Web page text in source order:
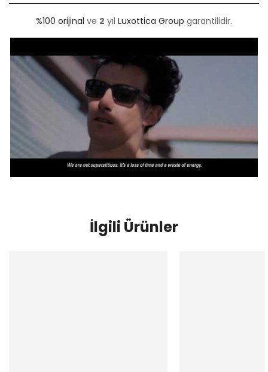
%100 orijinal ve 2 yıl Luxottica Group garantilidir.
İlgili Ürünler